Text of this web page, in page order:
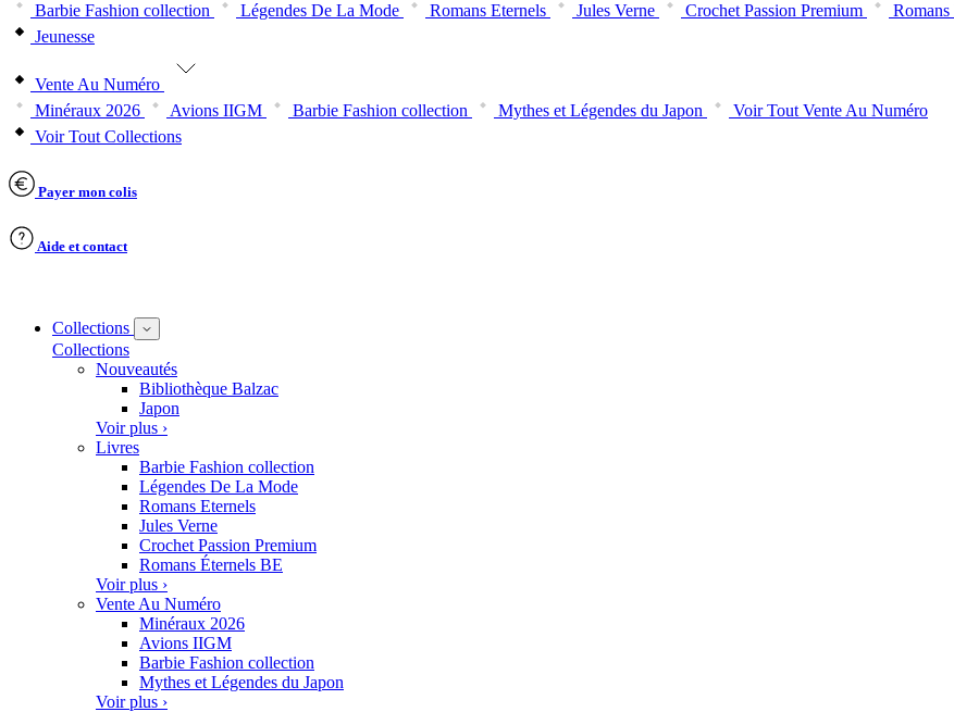
Barbie Fashion collection
Légendes De La Mode Romans Eternels Jules Verne Crochet Passion Premium
Jeunesse
Vente Au Numéro
Minéraux 2026
Avions IIGM Barbie Fashion collection Mythes et Légendes du Japon
Voir Tout Vente Au Numéro
Voir Tout Collections
Payer mon colis
Aide et contact
Collections
Collections
Nouveautés
Bibliothèque Balzac
Japon
Voir plus ›
Livres
Barbie Fashion collection
Légendes De La Mode
Romans Eternels
Jules Verne
Crochet Passion Premium
Romans Éternels BE
Voir plus ›
Vente Au Numéro
Minéraux 2026
Avions IIGM
Barbie Fashion collection
Mythes et Légendes du Japon
Voir plus ›